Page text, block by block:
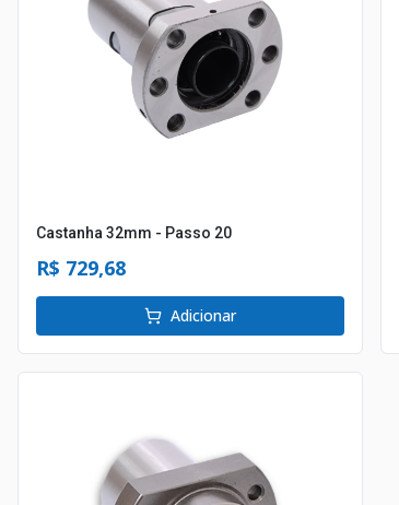
Castanha 32mm - Passo 20
R$ 729,68
Adicionar